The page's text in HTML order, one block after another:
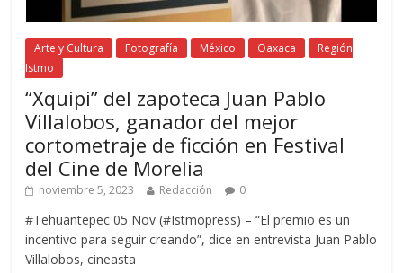
Arte y Cultura Fotografía México Oaxaca
Región
Istmo
“Xquipi” del zapoteca Juan Pablo
Villalobos, ganador del mejor
cortometraje de ficción en Festival
del Cine de Morelia
noviembre 5, 2023 Redacción 0
#Tehuantepec 05 Nov (#Istmopress) – “El premio es un
incentivo para seguir creando”, dice en entrevista Juan Pablo
Villalobos, cineasta